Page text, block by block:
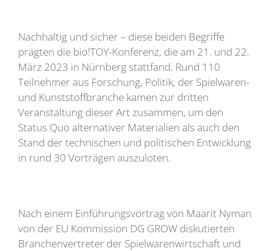
Nachhaltig und sicher – diese beiden Begriffe
prägten die bio!TOY-Konferenz, die am 21. und 22.
März 2023 in Nürnberg stattfand. Rund 110
Teilnehmer aus Forschung, Politik, der Spielwaren-
und Kunststoffbranche kamen zur dritten
Veranstaltung dieser Art zusammen, um den
Status Quo alternativer Materialien als auch den
Stand der technischen und politischen Entwicklung
in rund 30 Vorträgen auszuloten.
Nach einem Einführungsvortrag von Maarit Nyman
von der EU Kommission DG GROW diskutierten
Branchenvertreter der Spielwarenwirtschaft und